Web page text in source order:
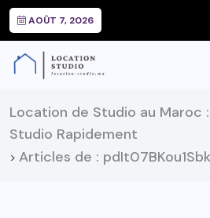
AOÛT 7, 2026
Location de Studio au Maroc
Studio Rapidement
> Articles de :